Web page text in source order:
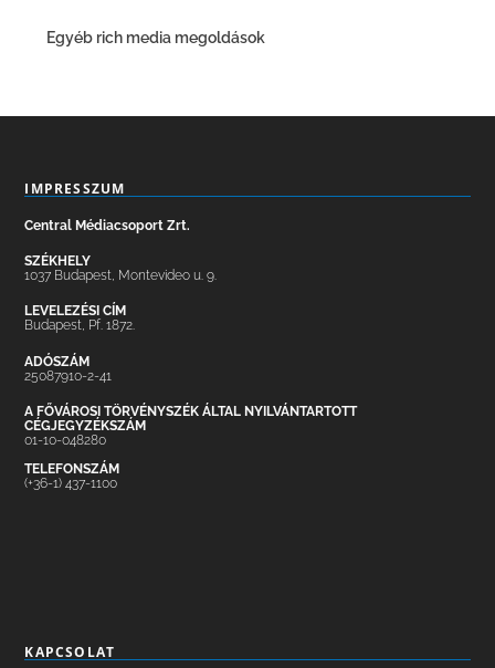
Egyéb rich media megoldások
IMPRESSZUM
Central Médiacsoport Zrt.
SZÉKHELY
1037 Budapest, Montevideo u. 9.
LEVELEZÉSI CÍM
Budapest, Pf. 1872.
ADÓSZÁM
25087910-2-41
A FŐVÁROSI TÖRVÉNYSZÉK ÁLTAL NYILVÁNTARTOTT
CÉGJEGYZÉKSZÁM
01-10-048280
TELEFONSZÁM
(+36-1) 437-1100
KAPCSOLAT